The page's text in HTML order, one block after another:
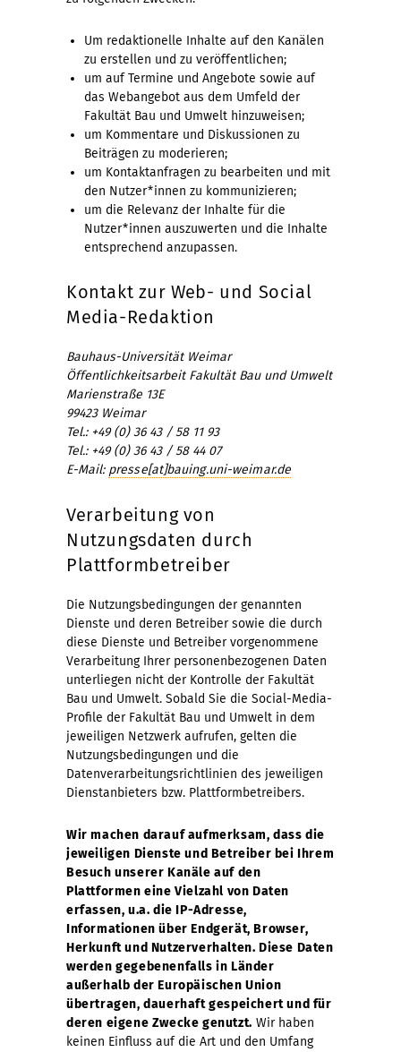
Um redaktionelle Inhalte auf den Kanälen
zu erstellen und zu veröffentlichen;
um auf Termine und Angebote sowie auf
das Webangebot aus dem Umfeld der
Fakultät Bau und Umwelt hinzuweisen;
um Kommentare und Diskussionen zu
Beiträgen zu moderieren;
um Kontaktanfragen zu bearbeiten und mit
den Nutzer*innen zu kommunizieren;
um die Relevanz der Inhalte für die
Nutzer*innen auszuwerten und die Inhalte
entsprechend anzupassen.
Kontakt zur Web- und Social
Media-Redaktion
Bauhaus-Universität Weimar
Öffentlichkeitsarbeit Fakultät Bau und Umwelt
Marienstraße 13E
99423 Weimar
Tel.: +49 (0) 36 43 / 58 11 93
Tel.: +49 (0) 36 43 / 58 44 07
E-Mail: presse[at]bauing.uni-weimar.de
Verarbeitung von
Nutzungsdaten durch
Plattformbetreiber
Die Nutzungsbedingungen der genannten
Dienste und deren Betreiber sowie die durch
diese Dienste und Betreiber vorgenommene
Verarbeitung Ihrer personenbezogenen Daten
unterliegen nicht der Kontrolle der Fakultät
Bau und Umwelt. Sobald Sie die Social-Media-
Profile der Fakultät Bau und Umwelt in dem
jeweiligen Netzwerk aufrufen, gelten die
Nutzungsbedingungen und die
Datenverarbeitungsrichtlinien des jeweiligen
Dienstanbieters bzw. Plattformbetreibers.
Wir machen darauf aufmerksam, dass die
jeweiligen Dienste und Betreiber bei Ihrem
Besuch unserer Kanäle auf den
Plattformen eine Vielzahl von Daten
erfassen, u.a. die IP-Adresse,
Informationen über Endgerät, Browser,
Herkunft und Nutzerverhalten. Diese Daten
werden gegebenenfalls in Länder
außerhalb der Europäischen Union
übertragen, dauerhaft gespeichert und für
deren eigene Zwecke genutzt. Wir haben
keinen Einfluss auf die Art und den Umfang